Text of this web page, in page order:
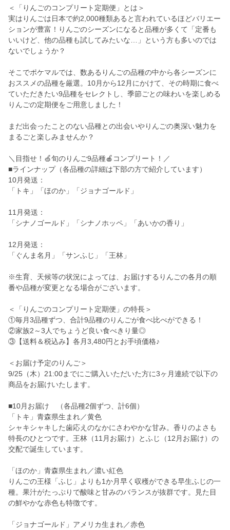
＜「りんごのコンプリート定期便」とは＞
実はりんごは日本で約2,000種類あると言われているほどバリエー
ションが豊富！りんごのシーズンになると品種が多くて「定番も
いいけど、他の品種も試してみたいな…」という方も多いのでは
ないでしょうか？
そこでポケマルでは、数あるりんごの品種の中から各シーズンに
おススメの品種を厳選。10月から12月にかけて、その時期に食べ
ていただきたい9品種をセレクトし、季節ごとの味わいを楽しめる
りんごの定期便をご用意しました！
まだ出会ったことのない品種との出会いやりんごの奥深い魅力を
まるごと楽しみませんか？
＼目指せ！🍏旬のりんご9品種🍎コンプリート！／
■ラインナップ（各品種の詳細は下部の方で紹介しています）
10月発送：
「トキ」「ほのか」「ジョナゴールド」
11月発送：
「シナノゴールド」「シナノホッペ」「あいかの香り」
12月発送：
「ぐんま名月」「サンふじ」「王林」
※生育、天候等の状況によっては、お届けするりんごの各月の順
番や品種が変更となる場合がございます。
＜「りんごのコンプリート定期便」の特長＞
①毎月3品種ずつ、合計9品種のりんごが食べ比べができる！
②家族2～3人でちょうど良い食べきり量◎
③【送料＆税込み】各月3,480円とお手頃価格♪
＜お届け予定のりんご＞
9/25（木）21:00までにご購入いただいた方に3ヶ月連続で以下の
商品をお届けいたします。
■10月お届け （各品種2個ずつ、計6個）
「トキ」青森県生まれ／黄色
シャキシャキした歯応えのなかにさわやかな甘み。香りのよさも
特長のひとつです。王林（11月お届け）とふじ（12月お届け）の
交配で誕生しています。
「ほのか」青森県生まれ／濃い紅色
りんごの王様「ふじ」よりも1か月早く収穫ができる早生ふじの一
種。果汁がたっぷりで酸味と甘みのバランスが抜群です。見た目
の鮮やかな赤色も特徴です。
「ジョナゴールド」アメリカ生まれ／赤色